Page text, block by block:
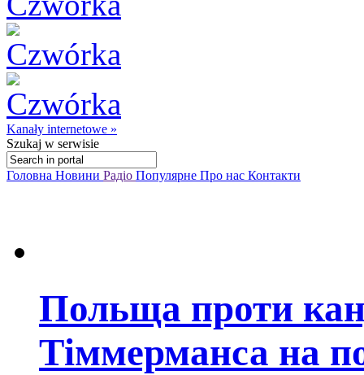
Kanały internetowe »
Szukaj w serwisie
Головна Новини Радіо Популярне Про нас Контакти
Польща проти
Тіммерманса на